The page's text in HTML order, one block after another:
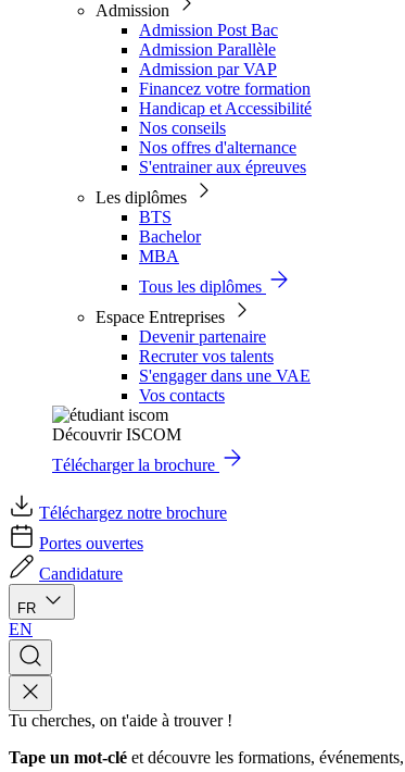
Admission
Admission Post Bac
Admission Parallèle
Admission par VAP
Financez votre formation
Handicap et Accessibilité
Nos conseils
Nos offres d'alternance
S'entrainer aux épreuves
Les diplômes
BTS
Bachelor
MBA
Tous les diplômes
Espace Entreprises
Devenir partenaire
Recruter vos talents
S'engager dans une VAE
Vos contacts
Découvrir ISCOM
Télécharger la brochure
Téléchargez notre brochure
Portes ouvertes
Candidature
FR
EN
Tu cherches, on t'aide à trouver !
Tape un mot-clé et découvre les formations,